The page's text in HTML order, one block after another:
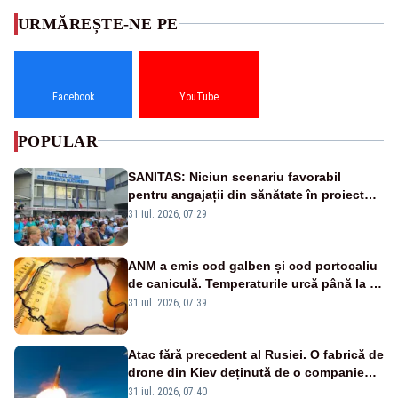
URMĂREȘTE-NE PE
Facebook YouTube
POPULAR
SANITAS: Niciun scenariu favorabil
pentru angajații din sănătate în proiectul
Legii salarizării
31 iul. 2026, 07:29
ANM a emis cod galben și cod portocaliu
de caniculă. Temperaturile urcă până la 38
de grade, iar nopțile devin tropicale
31 iul. 2026, 07:39
Atac fără precedent al Rusiei. O fabrică de
drone din Kiev deținută de o companie
americană, distrusă de o rachetă
31 iul. 2026, 07:40